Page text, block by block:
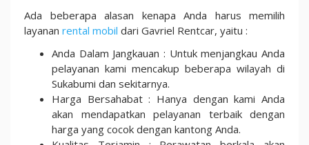
Ada beberapa alasan kenapa Anda harus memilih
layanan rental mobil dari Gavriel Rentcar, yaitu :
Anda Dalam Jangkauan : Untuk menjangkau Anda
pelayanan kami mencakup beberapa wilayah di
Sukabumi dan sekitarnya.
Harga Bersahabat : Hanya dengan kami Anda
akan mendapatkan pelayanan terbaik dengan
harga yang cocok dengan kantong Anda.